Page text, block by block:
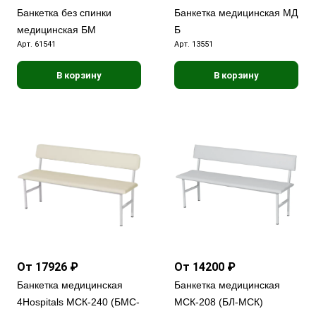
Банкетка без спинки
медицинская БМ
Арт. 61541
В корзину
Банкетка медицинская МД
Б
Арт. 13551
В корзину
От 17926 ₽
Банкетка медицинская
4Hospitals МСК-240 (БМС-
От 14200 ₽
Банкетка медицинская
МСК-208 (БЛ-МСК)